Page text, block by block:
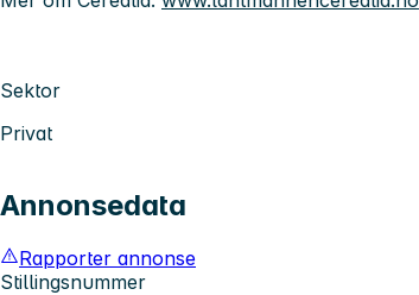
Sektor
Privat
Annonsedata
Rapporter annonse
Stillingsnummer